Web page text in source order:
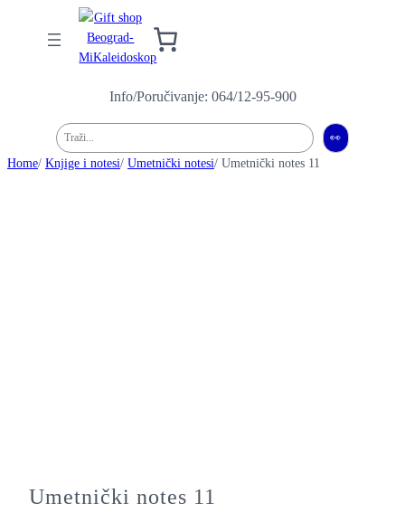
Info/Poručivanje: 064/12-95-900
Pretraga 👀
Home/ Knjige i notesi/ Umetnički notesi/ Umetnički notes 11
Umetnički notes 11